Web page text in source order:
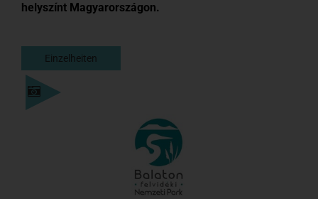
helyszínt Magyarországon.
Einzelheiten
Einzelheiten